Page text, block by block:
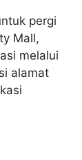
pergi
Mall,
melalui
alamat